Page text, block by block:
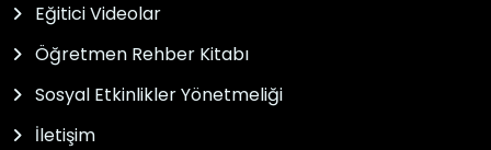
Eğitici Videolar
Öğretmen Rehber Kitabı
Sosyal Etkinlikler Yönetmeliği
İletişim